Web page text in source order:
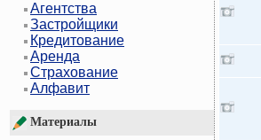
Агентства
Застройщики
Кредитование
Аренда
Страхование
Алфавит
Материалы